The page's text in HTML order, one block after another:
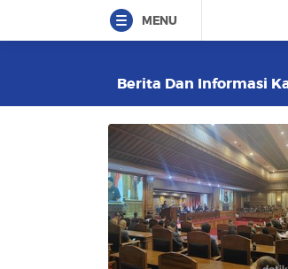
MENU
Berita Dan Informasi